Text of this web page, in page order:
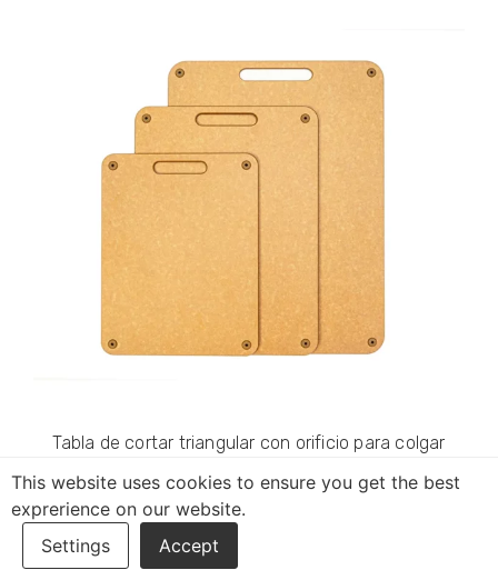
Tabla de cortar triangular con orificio para colgar
This website uses cookies to ensure you get the best
exprerience on our website.